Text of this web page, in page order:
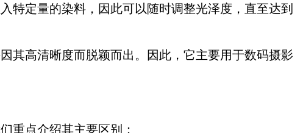
特定量的染料，因此可以随时调整光泽度，直至达到
其高清晰度而脱颖而出。因此，它主要用于数码摄影
重点介绍其主要区别：